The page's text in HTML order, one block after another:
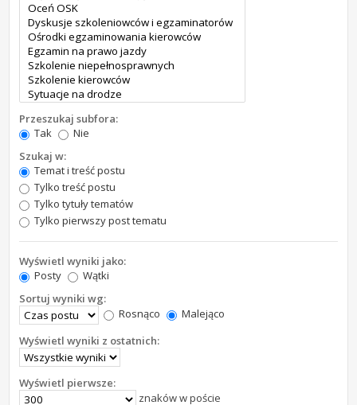
Przeszukaj subfora:
Tak
Nie
Szukaj w:
Temat i treść postu
Tylko treść postu
Tylko tytuły tematów
Tylko pierwszy post tematu
Wyświetl wyniki jako:
Posty
Wątki
Sortuj wyniki wg:
Rosnąco
Malejąco
Wyświetl wyniki z ostatnich:
Wyświetl pierwsze:
znaków w poście